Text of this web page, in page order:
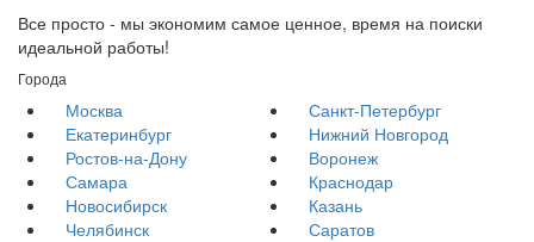
Все просто - мы экономим самое ценное, время на поиски
идеальной работы!
Города
Москва
Санкт-Петербург
Екатеринбург
Нижний Новгород
Ростов-на-Дону
Воронеж
Самара
Краснодар
Новосибирск
Казань
Челябинск
Саратов